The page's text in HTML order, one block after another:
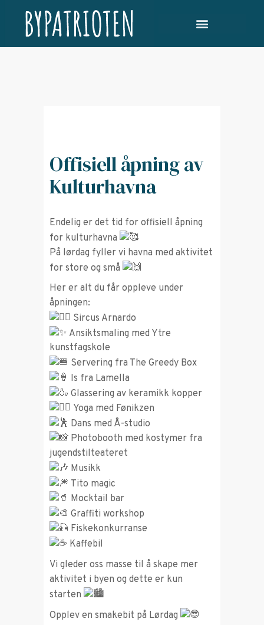
Offisiell åpning av
Kulturhavna
Endelig er det tid for offisiell åpning
for kulturhavna
På lørdag fyller vi havna med aktivitet
for store og små
Her er alt du får oppleve under
åpningen:
Sircus Arnardo
Ansiktsmaling med Ytre
kunstfagskole
Servering fra The Greedy Box
Is fra Lamella
Glassering av keramikk kopper
Yoga med Fønikzen
Dans med Å-studio
Photobooth med kostymer fra
jugendstilteateret
Musikk
Tito magic
Mocktail bar
Graffiti workshop
Fiskekonkurranse
Kaffebil
Vi gleder oss masse til å skape mer
aktivitet i byen og dette er kun
starten
Opplev en smakebit på Lørdag